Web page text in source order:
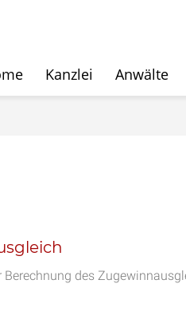
Kanzlei Anwälte
des